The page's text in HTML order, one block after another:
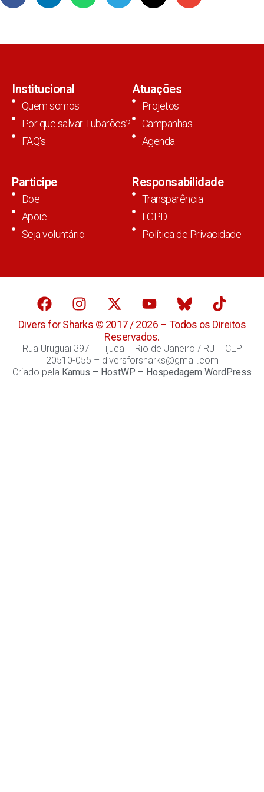
Institucional
Quem somos
Por que salvar Tubarões?
FAQ's
Atuações
Projetos
Campanhas
Agenda
Participe
Doe
Apoie
Seja voluntário
Responsabilidade
Transparência
LGPD
Política de Privacidade
Divers for Sharks © 2017 / 2026 – Todos os Direitos
Reservados.
Rua Uruguai 397 – Tijuca – Rio de Janeiro / RJ – CEP
20510-055 – diversforsharks@gmail.com
Criado pela Kamus – HostWP – Hospedagem WordPress